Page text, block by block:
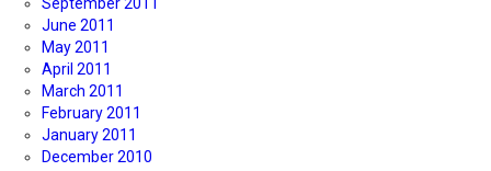
June 2011
May 2011
April 2011
March 2011
February 2011
January 2011
December 2010